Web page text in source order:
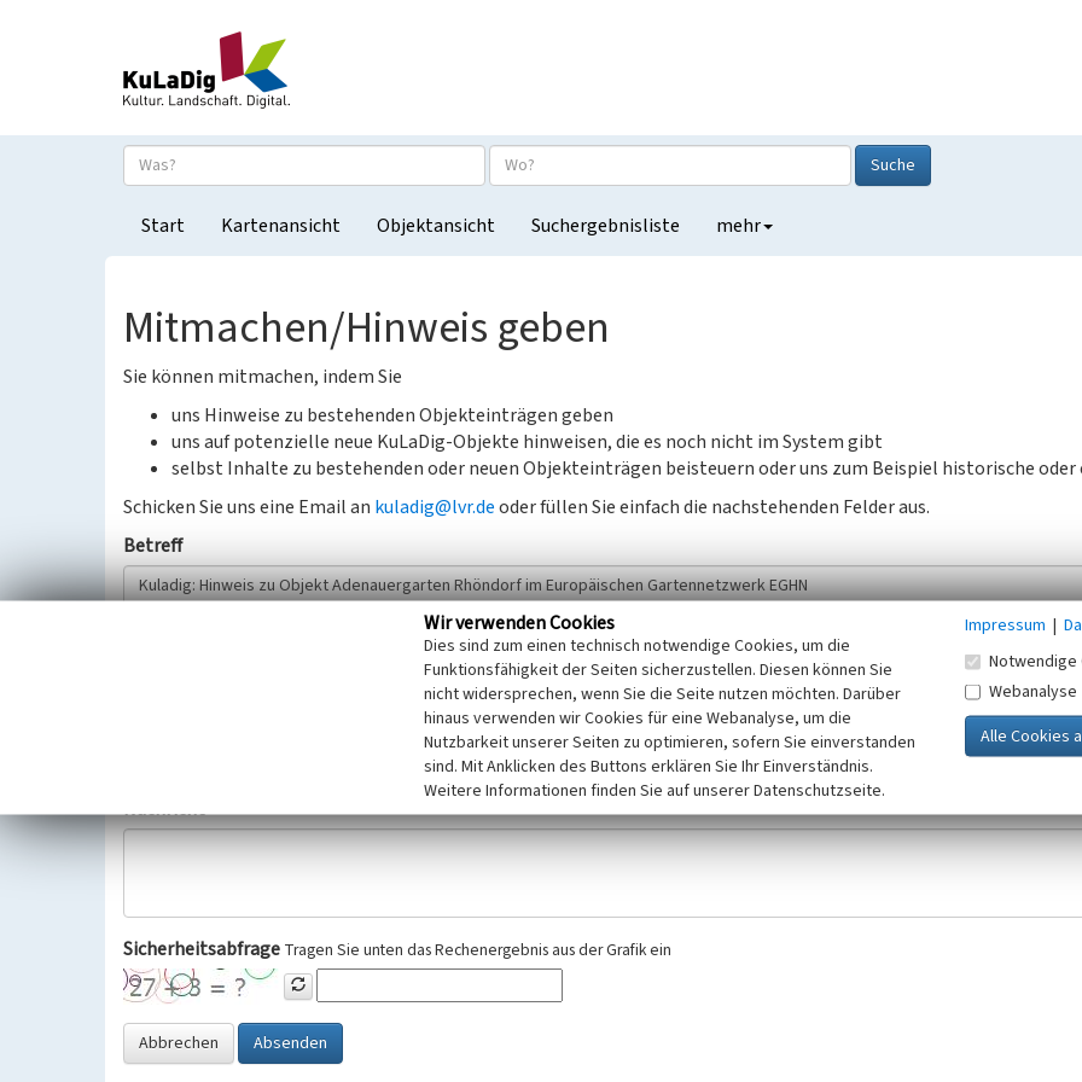
Suche
Start Kartenansicht Objektansicht Suchergebnisliste mehr
Mitmachen/Hinweis geben
Sie können mitmachen, indem Sie
uns Hinweise zu bestehenden Objekteinträgen geben
uns auf potenzielle neue KuLaDig-Objekte hinweisen, die es noch nicht im System gibt
selbst Inhalte zu bestehenden oder neuen Objekteinträgen beisteuern oder uns zum Beispiel historische oder
Schicken Sie uns eine Email an kuladig@lvr.deoder füllen Sie einfach die nachstehenden Felder aus.
Betreff
Wir bitten Sie um freiwillige Angabe Ihres Namens und Ihrer E-Mail-Adresse. Ihre Angaben werden ausschließlich im Rahmen der KuLaDig-
Selbstverständlich werden diese entsprechend der Vorschriften des Telemediengesetzes, des Datenschutzgesetzes NRW und der seit
Datenschutzgrundverordnung (EU-DSGVO) vertraulich behandelt, beachten Sie bitte unsere Hinweise zumDatenschutz
Nachricht
Sicherheitsabfrage Tragen Sie unten das Rechenergebnis aus der Grafik ein
Abbrechen Absenden
Wir verwenden Cookies
Dies sind zum einen technisch notwendige Cookies, um die
Funktionsfähigkeit der Seiten sicherzustellen. Diesen können Sie
nicht widersprechen, wenn Sie die Seite nutzen möchten. Darüber
hinaus verwenden wir Cookies für eine Webanalyse, um die
Nutzbarkeit unserer Seiten zu optimieren, sofern Sie einverstanden
sind. Mit Anklicken des Buttons erklären Sie Ihr Einverständnis.
Weitere Informationen finden Sie auf unserer Datenschutzseite.
Impressum |
Notwendige
Webanalyse